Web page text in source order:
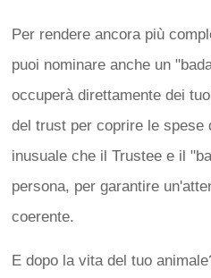
Per rendere ancora più
puoi nominare anche un
occuperà direttamente dei
del trust per coprire le spese
inusuale che il Trustee e il
persona, per garantire
coerente.
E dopo la vita del tuo